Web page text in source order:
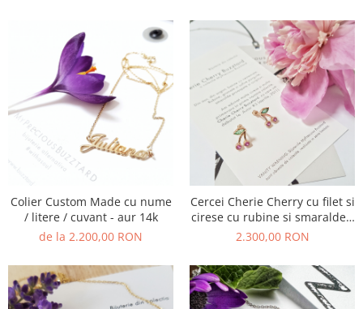
Colier Custom Made cu nume
/ litere / cuvant - aur 14k
de la 2.200,00 RON
Cercei Cherie Cherry cu filet si
cirese cu rubine si smaralde -
aur 14k
2.300,00 RON